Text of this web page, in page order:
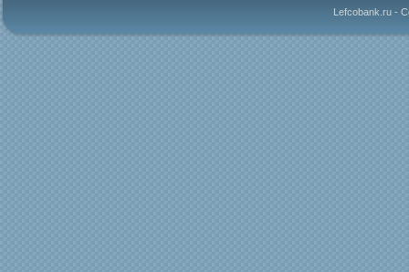
Lefcobank.ru -